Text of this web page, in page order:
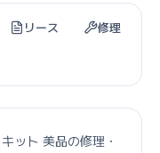
リース
修理
ット 美品の修理・